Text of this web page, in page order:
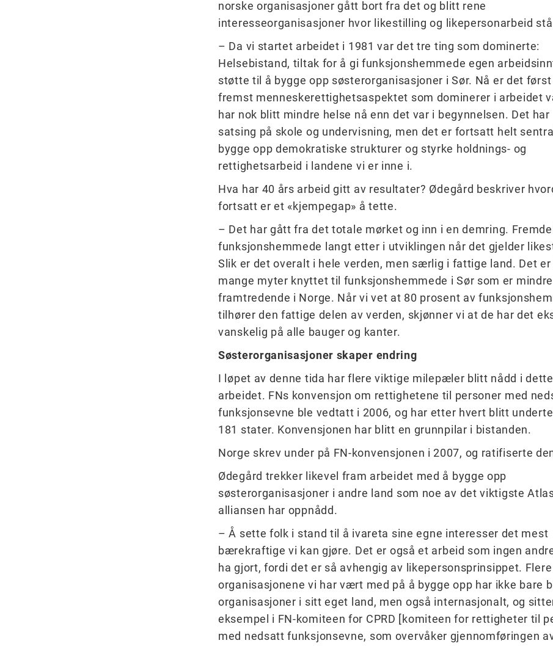
norske organisasjoner gått bort fra det og blitt rene
interesseorganisasjoner hvor likestilling og likepersonarbeid
– Da vi startet arbeidet i 1981 var det tre ting som dominerte:
Helsebistand, tiltak for å gi funksjonshemmede egen
støtte til å bygge opp søsterorganisasjoner i Sør. Nå er det først
fremst menneskerettighetsaspektet som dominerer i arbeidet
har nok blitt mindre helse nå enn det var i begynnelsen. Det
satsing på skole og undervisning, men det er fortsatt helt
bygge opp demokratiske strukturer og styrke holdnings- og
rettighetsarbeid i landene vi er inne i.
Hva har 40 års arbeid gitt av resultater? Ødegård beskriver
fortsatt er et «kjempegap» å tette.
– Det har gått fra det totale mørket og inn i en demring.
funksjonshemmede langt etter i utviklingen når det gjelder
Slik er det overalt i hele verden, men særlig i fattige land. Det
mange myter knyttet til funksjonshemmede i Sør som er mindre
framtredende i Norge. Når vi vet at 80 prosent av
tilhører den fattige delen av verden, skjønner vi at de har det
vanskelig på alle bauger og kanter.
Søsterorganisasjoner skaper endring
I løpet av denne tida har flere viktige milepæler blitt nådd i dette
arbeidet. FNs konvensjon om rettighetene til personer med
funksjonsevne ble vedtatt i 2006, og har etter hvert blitt
181 stater. Konvensjonen har blitt en grunnpilar i bistanden.
Norge skrev under på FN-konvensjonen i 2007, og ratifiserte
Ødegård trekker likevel fram arbeidet med å bygge opp
søsterorganisasjoner i andre land som noe av det viktigste
alliansen har oppnådd.
– Å sette folk i stand til å ivareta sine egne interesser det mest
bærekraftige vi kan gjøre. Det er også et arbeid som ingen
ha gjort, fordi det er så avhengig av likepersonsprinsippet.
organisasjonene vi har vært med på å bygge opp har ikke bare
organisasjoner i sitt eget land, men også internasjonalt, og
eksempel i FN-komiteen for CPRD [komiteen for rettigheter til
med nedsatt funksjonsevne, som overvåker gjennomføringen